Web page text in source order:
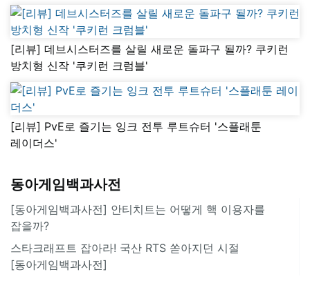
[리뷰] 데브시스터즈를 살릴 새로운 돌파구 될까? 쿠키런
방치형 신작 '쿠키런 크럼블'
[리뷰] PvE로 즐기는 잉크 전투 루트슈터 '스플래툰
레이더스'
동아게임백과사전
[동아게임백과사전] 안티치트는 어떻게 핵 이용자를
잡을까?
스타크래프트 잡아라! 국산 RTS 쏟아지던 시절
[동아게임백과사전]